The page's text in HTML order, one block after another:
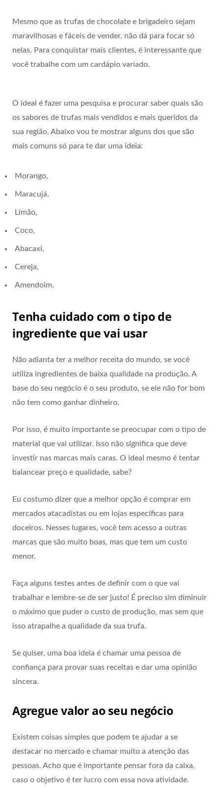
Mesmo que as trufas de chocolate e brigadeiro sejam
maravilhosas e fáceis de vender, não dá para focar só
nelas. Para conquistar mais clientes, é interessante que
você trabalhe com um cardápio variado.
O ideal é fazer uma pesquisa e procurar saber quais são
os sabores de trufas mais vendidos e mais queridos da
sua região. Abaixo vou te mostrar alguns dos que são
mais comuns só para te dar uma ideia:
Morango,
Maracujá,
Limão,
Coco,
Abacaxi,
Cereja,
Amendoim.
Tenha cuidado com o tipo de
ingrediente que vai usar
Não adianta ter a melhor receita do mundo, se você
utiliza ingredientes de baixa qualidade na produção. A
base do seu negócio é o seu produto, se ele não for bom
não tem como ganhar dinheiro.
Por isso, é muito importante se preocupar com o tipo de
material que vai utilizar. Isso não significa que deve
investir nas marcas mais caras. O ideal mesmo é tentar
balancear preço e qualidade, sabe?
Eu costumo dizer que a melhor opção é comprar em
mercados atacadistas ou em lojas específicas para
doceiros. Nesses lugares, você tem acesso a outras
marcas que são muito boas, mas que tem um custo
menor.
Faça alguns testes antes de definir com o que vai
trabalhar e lembre-se de ser justo! É preciso sim diminuir
o máximo que puder o custo de produção, mas sem que
isso atrapalhe a qualidade da sua trufa.
Se quiser, uma boa ideia é chamar uma pessoa de
confiança para provar suas receitas e dar uma opinião
sincera.
Agregue valor ao seu negócio
Existem coisas simples que podem te ajudar a se
destacar no mercado e chamar muito a atenção das
pessoas. Acho que é importante pensar fora da caixa,
caso o objetivo é ter lucro com essa nova atividade.